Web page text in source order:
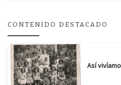
CONTENIDO DESTACADO
Así
Suscribirse